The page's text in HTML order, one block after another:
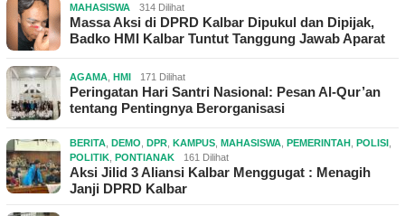
MAHASISWA 314 Dilihat
Massa Aksi di DPRD Kalbar Dipukul dan Dipijak,
Badko HMI Kalbar Tuntut Tanggung Jawab Aparat
AGAMA HMI 171 Dilihat
Peringatan Hari Santri Nasional: Pesan Al-Qur’an
tentang Pentingnya Berorganisasi
BERITA DEMO DPR KAMPUS MAHASISWA PEMERINTAH POLISI
POLITIK PONTIANAK 161 Dilihat
Aksi Jilid 3 Aliansi Kalbar Menggugat : Menagih
Janji DPRD Kalbar